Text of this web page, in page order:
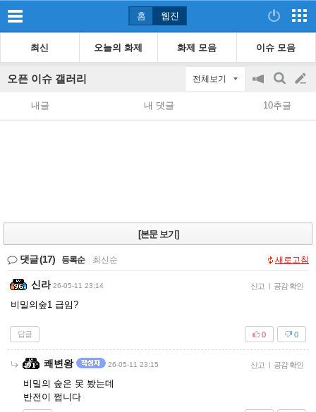
홈 웹진
최신 오늘의 화제 화제 모음 이슈 모음
오픈 이슈 갤러리 전체보기
공
지
on/off
검
색
글
쓰
내글 내 댓글 10추글
[본문 보기]
댓글(17) 등록순 최신순 새로고침
신라 26-05-11 23:14 신고 | 공감 확인
비밀의숲1 급임?
답글 0
0
쾌변왕 26-05-11 23:15 신고 | 공감 확인
비밀의 숲은 못 봤는데
반전이 쩝니다